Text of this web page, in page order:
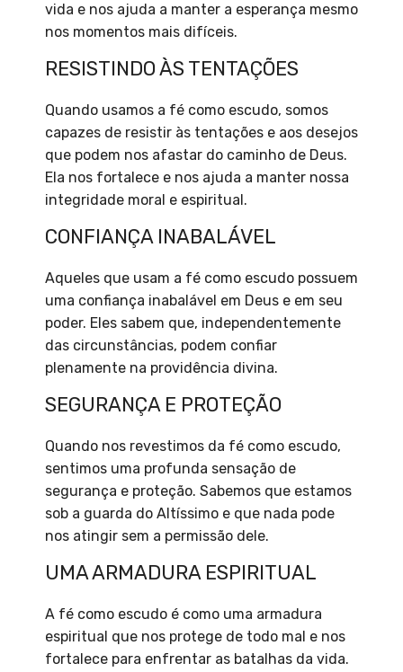
vida e nos ajuda a manter a esperança mesmo
nos momentos mais difíceis.
RESISTINDO ÀS TENTAÇÕES
Quando usamos a fé como escudo, somos
capazes de resistir às tentações e aos desejos
que podem nos afastar do caminho de Deus.
Ela nos fortalece e nos ajuda a manter nossa
integridade moral e espiritual.
CONFIANÇA INABALÁVEL
Aqueles que usam a fé como escudo possuem
uma confiança inabalável em Deus e em seu
poder. Eles sabem que, independentemente
das circunstâncias, podem confiar
plenamente na providência divina.
SEGURANÇA E PROTEÇÃO
Quando nos revestimos da fé como escudo,
sentimos uma profunda sensação de
segurança e proteção. Sabemos que estamos
sob a guarda do Altíssimo e que nada pode
nos atingir sem a permissão dele.
UMA ARMADURA ESPIRITUAL
A fé como escudo é como uma armadura
espiritual que nos protege de todo mal e nos
fortalece para enfrentar as batalhas da vida.